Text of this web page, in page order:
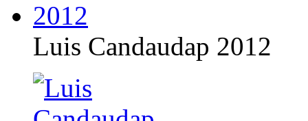
Luis Candaudap 2012